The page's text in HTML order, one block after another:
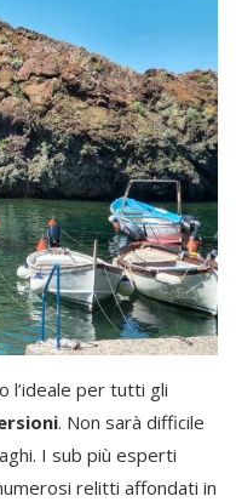
l’ideale per tutti gli
. Non sarà difficile
I sub più esperti
relitti affondati in